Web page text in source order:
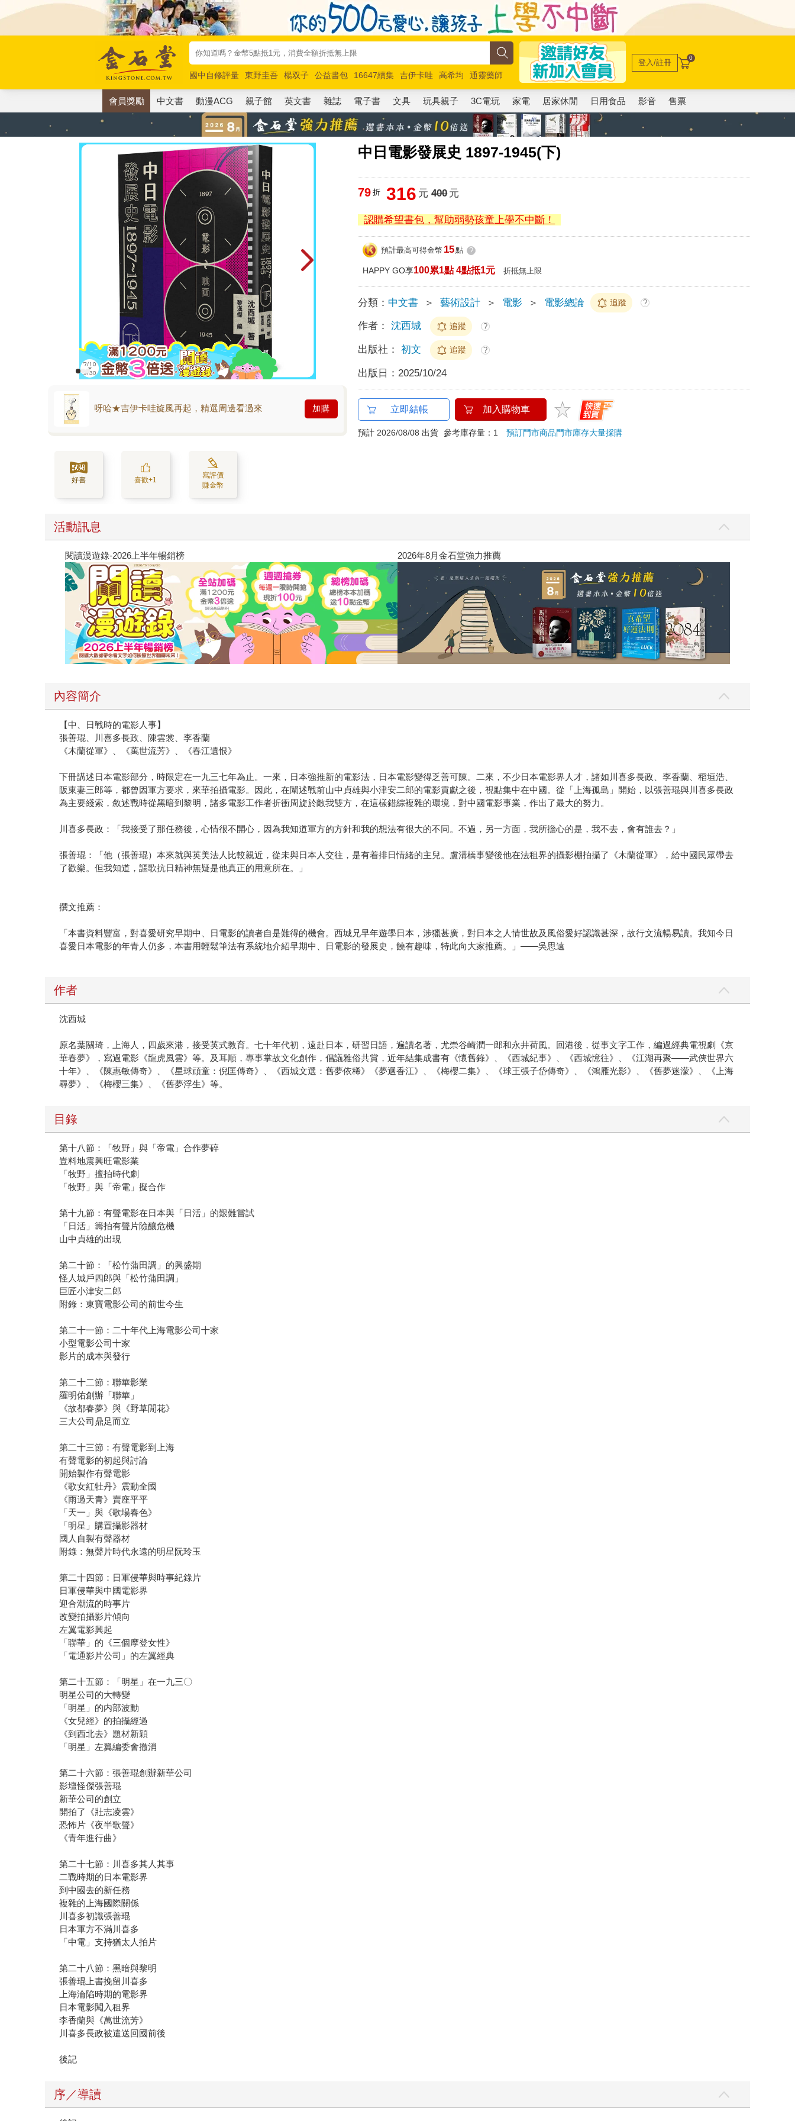
國中自修評量 東野圭吾 楊双子 公益書包 16647續集 吉伊卡哇 高希均
通靈藥師
唯紅花綻放
奧德賽 路邊攤新作 馬斯克 玩具總動員5 超慢跑
登入/註冊 0
會員獎勵 中文書 動漫ACG 親子館 英文書 雜誌 電子書 文具 玩具親子 3C電玩 家電 居家休閒 日用食品 影音 售票
中日電影發展史 1897-1945(下)
呀哈★吉伊卡哇旋風再起，精選周邊看過來 加購
好書 喜歡+1
寫評價
賺金幣
79 折 316 元 400元
認購希望書包，幫助弱勢孩童上學不中斷！
預計最高可得金幣 15點 ?
HAPPY GO享100累1點 4點抵1元 折抵無上限
分類： 中文書 ＞ 藝術設計 ＞ 電影 ＞ 電影總論 追蹤 ?
作者： 沈西城 追蹤 ?
出版社： 初文 追蹤 ?
出版日： 2025/10/24
立即結帳 加入購物車
預計 2026/08/08 出貨 參考庫存量：1預訂門市商品門市庫存大量採購
活動訊息
閱讀漫遊錄-2026上半年暢銷榜 2026年8月金石堂強力推薦
內容簡介
【中、日戰時的電影人事】
張善琨、川喜多長政、陳雲裳、李香蘭
《木蘭從軍》、《萬世流芳》、《春江遺恨》
下冊講述日本電影部分，時限定在一九三七年為止。一來，日本強推新的電影法，日本電影變得乏善可陳。二來，不少日本電影界人才，諸如川喜多長政、李香蘭、稻垣浩、
阪東妻三郎等，都曾因軍方要求，來華拍攝電影。因此，在闡述戰前山中貞雄與小津安二郎的電影貢獻之後，視點集中在中國。從「上海孤島」開始，以張善琨與川喜多長政
為主要綫索，敘述戰時從黑暗到黎明，諸多電影工作者折衝周旋於敵我雙方，在這樣錯綜複雜的環境，對中國電影事業，作出了最大的努力。
川喜多長政：「我接受了那任務後，心情很不開心，因為我知道軍方的方針和我的想法有很大的不同。不過，另一方面，我所擔心的是，我不去，會有誰去？」
張善琨：「他（張善琨）本來就與英美法人比較親近，從未與日本人交往，是有着排日情緒的主兒。盧溝橋事變後他在法租界的攝影棚拍攝了《木蘭從軍》，給中國民眾帶去
了歡樂。但我知道，謳歌抗日精神無疑是他真正的用意所在。」
撰文推薦：
「本書資料豐富，對喜愛研究早期中、日電影的讀者自是難得的機會。西城兄早年遊學日本，涉獵甚廣，對日本之人情世故及風俗愛好認識甚深，故行文流暢易讀。我知今日
喜愛日本電影的年青人仍多，本書用輕鬆筆法有系統地介紹早期中、日電影的發展史，饒有趣味，特此向大家推薦。」——吳思遠
作者
沈西城
原名葉關琦，上海人，四歲來港，接受英式教育。七十年代初，遠赴日本，研習日語，遍讀名著，尤崇谷崎潤一郎和永井荷風。回港後，從事文字工作，編過經典電視劇《京
華春夢》，寫過電影《龍虎風雲》等。及耳順，專事掌故文化創作，倡議雅俗共賞，近年結集成書有《懷舊錄》、《西城紀事》、《西城憶往》、《江湖再聚——武俠世界六
十年》、《陳惠敏傳奇》、《星球頑童：倪匡傳奇》、《西城文選：舊夢依稀》《夢迴香江》、《梅櫻二集》、《球王張子岱傳奇》、《鴻雁光影》、《舊夢迷濛》、《上海
尋夢》、《梅櫻三集》、《舊夢浮生》等。
目錄
第十八節：「牧野」與「帝電」合作夢碎
豈料地震興旺電影業
「牧野」擅拍時代劇
「牧野」與「帝電」擬合作
第十九節：有聲電影在日本與「日活」的艱難嘗試
「日活」籌拍有聲片險釀危機
山中貞雄的出現
第二十節：「松竹蒲田調」的興盛期
怪人城戶四郎與「松竹蒲田調」
巨匠小津安二郎
附錄：東寶電影公司的前世今生
第二十一節：二十年代上海電影公司十家
小型電影公司十家
影片的成本與發行
第二十二節：聯華影業
羅明佑創辦「聯華」
《故都春夢》與《野草閒花》
三大公司鼎足而立
第二十三節：有聲電影到上海
有聲電影的初起與討論
開始製作有聲電影
《歌女紅牡丹》震動全國
《雨過天青》賣座平平
「天一」與《歌場春色》
「明星」購置攝影器材
國人自製有聲器材
附錄：無聲片時代永遠的明星阮玲玉
第二十四節：日軍侵華與時事紀錄片
日軍侵華與中國電影界
迎合潮流的時事片
改變拍攝影片傾向
左翼電影興起
「聯華」的《三個摩登女性》
「電通影片公司」的左翼經典
第二十五節：「明星」在一九三〇
明星公司的大轉變
「明星」的内部波動
《女兒經》的拍攝經過
《到西北去》題材新穎
「明星」左翼編委會撤消
第二十六節：張善琨創辦新華公司
影壇怪傑張善琨
新華公司的創立
開拍了《壯志凌雲》
恐怖片《夜半歌聲》
《青年進行曲》
第二十七節：川喜多其人其事
二戰時期的日本電影界
到中國去的新任務
複雜的上海國際關係
川喜多初識張善琨
日本軍方不滿川喜多
「中電」支持猶太人拍片
第二十八節：黑暗與黎明
張善琨上書挽留川喜多
上海淪陷時期的電影界
日本電影闖入租界
李香蘭與《萬世流芳》
川喜多長政被遣送回國前後
後記
序／導讀